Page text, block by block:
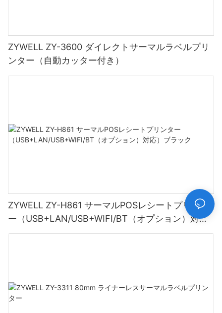
ZYWELL ZY-3600 ダイレクトサーマルラベルプリ
ンター（自動カッター付き）
ZYWELL ZY-H861 サーマルPOSレシートプリンタ
ー（USB+LAN/USB+WIFI/BT（オプション）対
応）ブラック